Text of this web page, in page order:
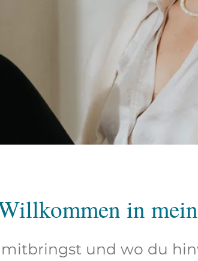
in
mitbringst und wo du